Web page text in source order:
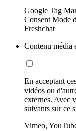
Google Tag
Consent Mode
Freshchat
Contenu média
En acceptant
vidéos ou
externes. Avec
suivants sur ce
Vimeo,